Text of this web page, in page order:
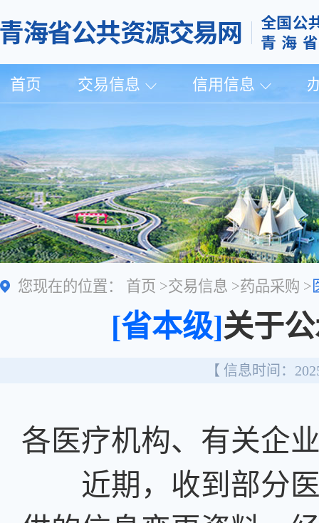
首页 交易信息 信用信息
您现在的位置： 首页 >交易信息 >药品采购 >
[省本级]关于
【 信息时间：
各医疗机构、有关企
近期，收到部分医